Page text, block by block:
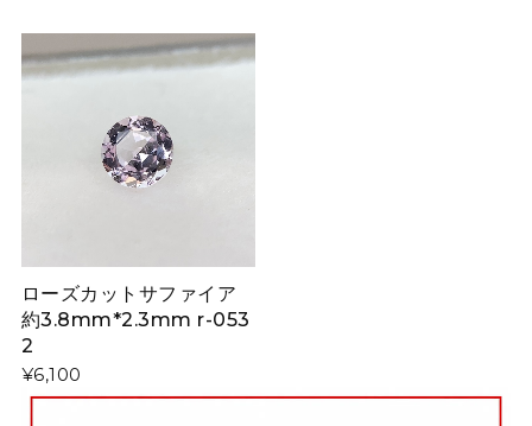
ローズカットサファイア
約3.8mm*2.3mm r-053
2
¥6,100